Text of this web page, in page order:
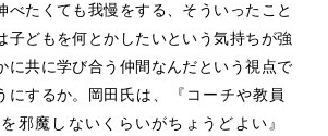
べたくても我慢をする、そういったこと
子どもを何とかしたいという気持ちが強
に共に学び合う仲間なんだという視点で
にするか。岡田 氏は、『コーチや教員
邪魔しないくらいがちょうどよい』